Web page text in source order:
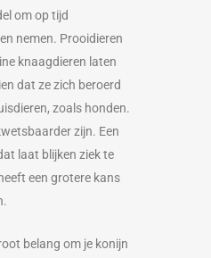
om op tijd
nemen. Prooidieren
knaagdieren laten
dat ze zich beroerd
zoals honden.
zijn. Een
laat blijken ziek te
een grotere kans
belang om je konijn